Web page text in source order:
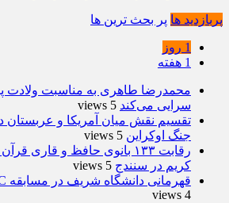
پربازدید ها پر بحث ترین ها
1 روز
1 هفته
محمدرضا طاهری به مناسبت ولادت
سرایی می‌کند 5 views
تقسیم نقش میان آمریکا و
جنگ اوکراین 5 views
رقابت ۱۳۳ بانوی حافظ و
کریم در سنندج 5 views
قهرمانی دانشگاه شریف در مسابقه ICPC منطقه غرب آسیا
4 views